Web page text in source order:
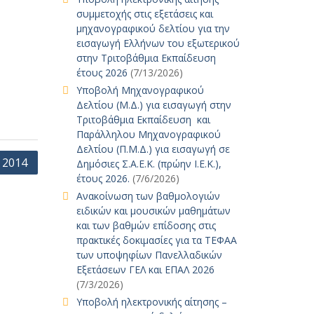
συμμετοχής στις εξετάσεις και
μηχανογραφικού δελτίου για την
εισαγωγή Ελλήνων του εξωτερικού
στην Τριτοβάθμια Εκπαίδευση
έτους 2026 (7/13/2026)
Υποβολή Μηχανογραφικού
Δελτίου (Μ.Δ.) για εισαγωγή στην
Τριτοβάθμια Εκπαίδευση και
Παράλληλου Μηχανογραφικού
Δελτίου (Π.Μ.Δ.) για εισαγωγή σε
Δημόσιες Σ.Α.Ε.Κ. (πρώην Ι.Ε.Κ.),
έτους 2026. (7/6/2026)
Ανακοίνωση των βαθμολογιών
ειδικών και μουσικών μαθημάτων
και των βαθμών επίδοσης στις
πρακτικές δοκιμασίες για τα ΤΕΦΑΑ
των υποψηφίων Πανελλαδικών
Εξετάσεων ΓΕΛ και ΕΠΑΛ 2026
(7/3/2026)
Υποβολή ηλεκτρονικής αίτησης –